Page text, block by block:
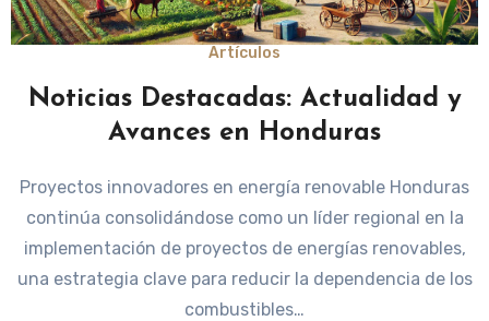
Artículos
Noticias Destacadas: Actualidad y
Avances en Honduras
Proyectos innovadores en energía renovable Honduras
continúa consolidándose como un líder regional en la
implementación de proyectos de energías renovables,
una estrategia clave para reducir la dependencia de los
combustibles…